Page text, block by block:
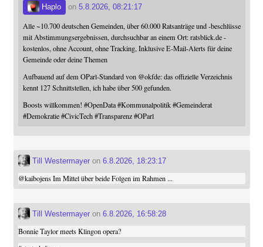
Haplo on 5.8.2026, 08:21:17
Alle ~10.700 deutschen Gemeinden, über 60.000 Ratsanträge und -beschlüsse
mit Abstimmungsergebnissen, durchsuchbar an einem Ort: ratsblick.de -
kostenlos, ohne Account, ohne Tracking, Inklusive E-Mail-Alerts für deine
Gemeinde oder deine Themen
Aufbauend auf dem OParl-Standard von @okfde: das offizielle Verzeichnis
kennt 127 Schnittstellen, ich habe über 500 gefunden.
Boosts willkommen! #OpenData #Kommunalpolitik #Gemeinderat
#Demokratie #CivicTech #Transparenz #OParl
Till Westermayeron 6.8.2026, 18:23:17
@kaibojensIm Mittel über beide Folgen im Rahmen ...
Till Westermayeron 6.8.2026, 16:58:28
Bonnie Taylor meets Klingon opera?